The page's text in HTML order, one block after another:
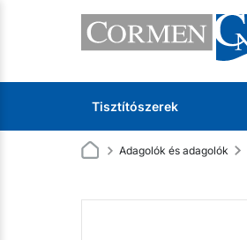
Tisztítószerek
Adagolók és adagolók